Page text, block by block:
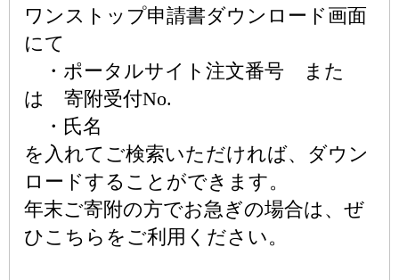
ワンストップ申請書ダウンロード画面
にて
・ポータルサイト注文番号 また
は 寄附受付No.
・氏名
を入れてご検索いただければ、ダウン
ロードすることができます。
年末ご寄附の方でお急ぎの場合は、ぜ
ひこちらをご利用ください。